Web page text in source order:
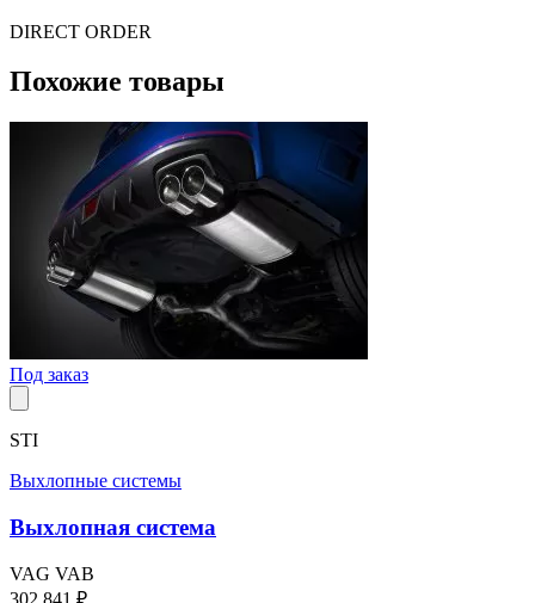
DIRECT ORDER
Похожие товары
Под заказ
STI
Выхлопные системы
Выхлопная система
VAG VAB
302 841 ₽